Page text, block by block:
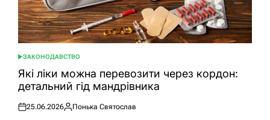
ОПУБЛІКУВАТИ
У
ЗАКОНОДАВСТВО
Які ліки можна перевозити через кордон:
детальний гід мандрівника
Оприлюднено
25.06.2026
Опубліковано
Понька Святослав